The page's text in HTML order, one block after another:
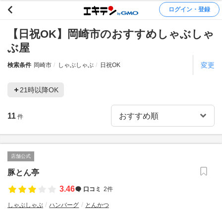
ログイン・登録
【日祝OK】岡崎市のおすすめしゃぶしゃ
ぶ屋
検索条件 岡崎市 しゃぶしゃぶ 日祝OK 変更
21時以降OK
11 件
店舗公式
豚とん亭
3.46
口コミ 2件
しゃぶしゃぶ ハンバーグ とんかつ